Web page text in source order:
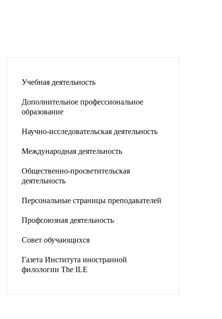
Учебная деятельность
Дополнительное профессиональное
образование
Научно-исследовательская деятельность
Международная деятельность
Общественно-просветительская
деятельность
Персональные страницы преподавателей
Профсоюзная деятельность
Совет обучающихся
Газета Института иностранной
филологии The ILE